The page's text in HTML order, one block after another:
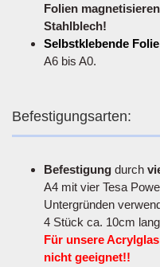
Folien
Stahlblech!
Selbstklebende Folie
A6 bis A0.
Befestigungsarten:
Befestigung durch
A4 mit vier Tesa
Untergründen
4 Stück ca. 10cm
Für unsere
nicht geeignet!!